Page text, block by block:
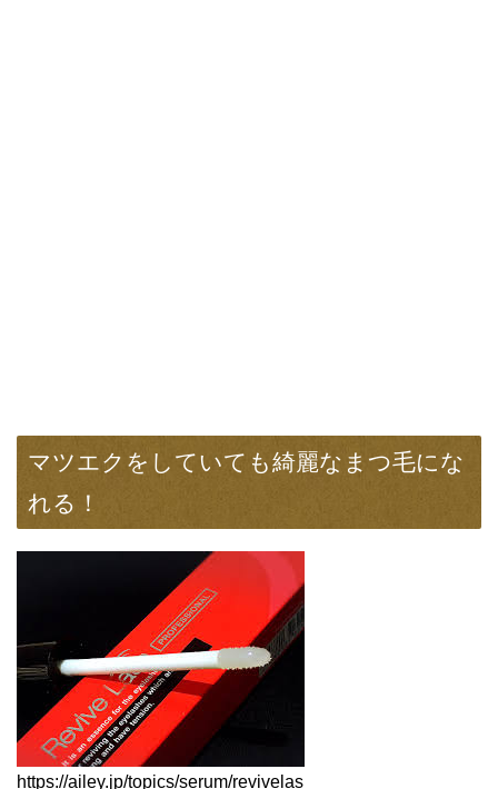
マツエクをしていても綺麗なまつ毛にな
れる！
https://ailey.jp/topics/serum/revivelas